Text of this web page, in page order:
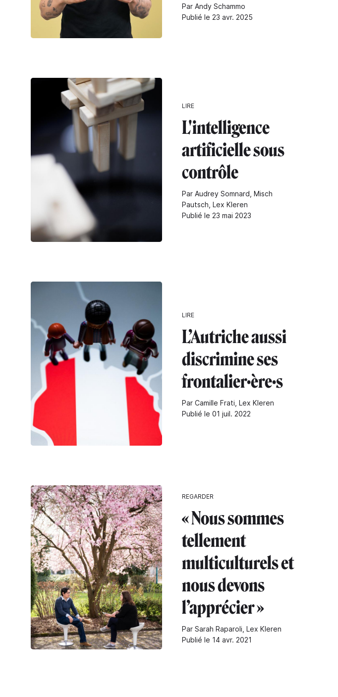
Par Andy Schammo
Publié le 23 avr. 2025
LIRE
L'intelligence
artificielle sous
contrôle
Par Audrey Somnard, Misch
Pautsch, Lex Kleren
Publié le 23 mai 2023
LIRE
L’Autriche aussi
discrimine ses
frontalier·ère·s
Par Camille Frati, Lex Kleren
Publié le 01 juil. 2022
REGARDER
« Nous sommes
tellement
multiculturels et
nous devons
l’apprécier »
Par Sarah Raparoli, Lex Kleren
Publié le 14 avr. 2021